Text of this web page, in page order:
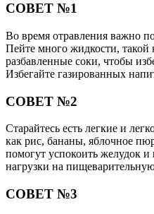
СОВЕТ №1
Во время отравления важно
Пейте много жидкости, такой
разбавленные соки, чтобы
Избегайте газированных
СОВЕТ №2
Старайтесь есть легкие и
как рис, бананы, яблочное
помогут успокоить желудок
нагрузки на
СОВЕТ №3